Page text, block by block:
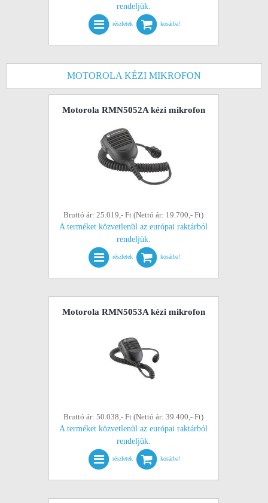
rendeljük.
részletek kosárba!
MOTOROLA KÉZI MIKROFON
Motorola RMN5052A kézi mikrofon
Bruttó ár: 25.019,- Ft (Nettó ár: 19.700,- Ft)
A terméket közvetlenül az európai raktárból
rendeljük.
részletek kosárba!
Motorola RMN5053A kézi mikrofon
Bruttó ár: 50.038,- Ft (Nettó ár: 39.400,- Ft)
A terméket közvetlenül az európai raktárból
rendeljük.
részletek kosárba!